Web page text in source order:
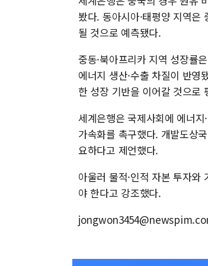
봤다. 동아시아·태평양 지역
될 것으로 예측됐다.
중동·북아프리카 지역 성장률
에너지 생산·수출 차질이 반
한 성장 기반을 이어갈 것으로
세계은행은 국제사회에 에너
가속화를 촉구했다. 개발도상
요하다고 제언했다.
아울러 물적·인적 자본 투자
야 한다고 강조했다.